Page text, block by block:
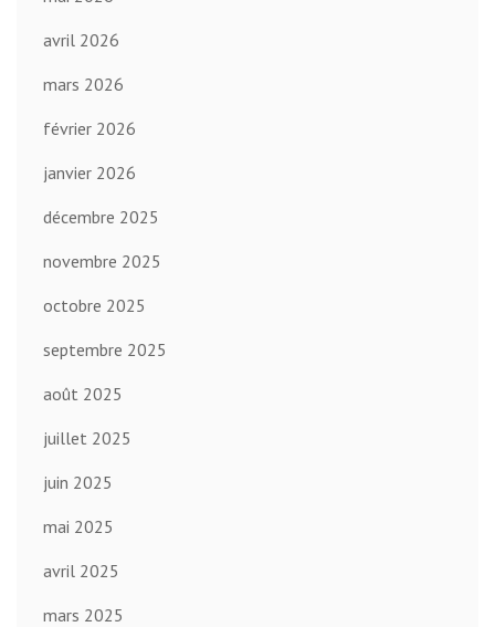
avril 2026
mars 2026
février 2026
janvier 2026
décembre 2025
novembre 2025
octobre 2025
septembre 2025
août 2025
juillet 2025
juin 2025
mai 2025
avril 2025
mars 2025